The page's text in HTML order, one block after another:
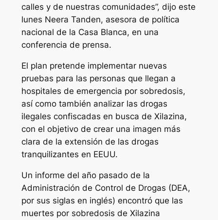
calles y de nuestras comunidades”, dijo este
lunes Neera Tanden, asesora de política
nacional de la Casa Blanca, en una
conferencia de prensa.
El plan pretende implementar nuevas
pruebas para las personas que llegan a
hospitales de emergencia por sobredosis,
así como también analizar las drogas
ilegales confiscadas en busca de Xilazina,
con el objetivo de crear una imagen más
clara de la extensión de las drogas
tranquilizantes en EEUU.
Un informe del año pasado de la
Administración de Control de Drogas (DEA,
por sus siglas en inglés) encontró que las
muertes por sobredosis de Xilazina